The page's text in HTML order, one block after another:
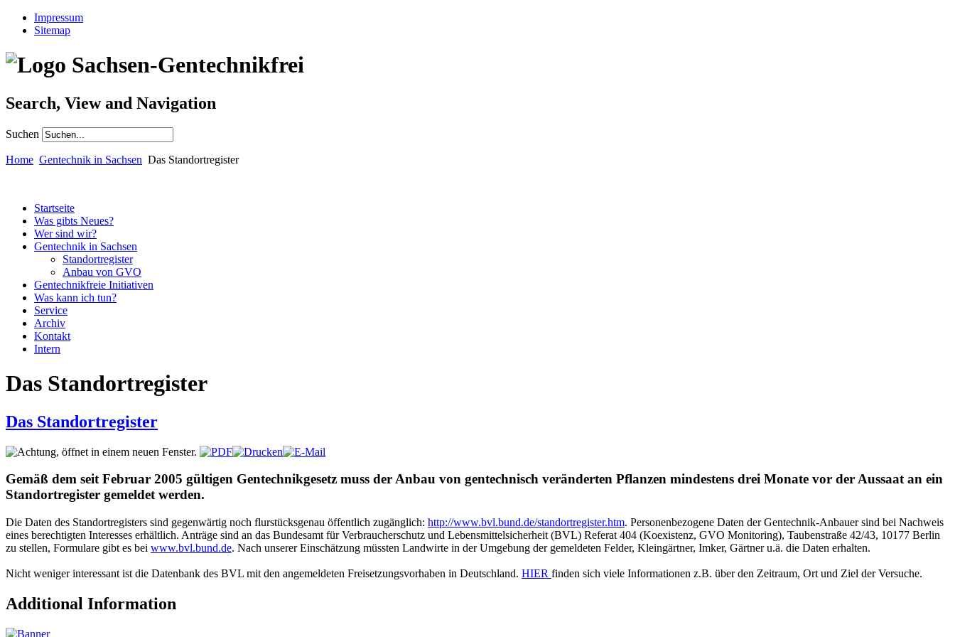
Impressum
Sitemap
Search, View and Navigation
Suchen
Home Gentechnik in Sachsen Das Standortregister
Startseite
Was gibts Neues?
Wer sind wir?
Gentechnik in Sachsen
Standortregister
Anbau von GVO
Gentechnikfreie Initiativen
Was kann ich tun?
Service
Archiv
Kontakt
Intern
Das Standortregister
Das Standortregister
Gemäß dem seit Februar 2005 gültigen Gentechnikgesetz muss der Anbau von gentechnisch veränderten Pflanzen mindestens drei Monate vor der Aussaat an ein
Standortregister gemeldet werden.
Die Daten des Standortregisters sind gegenwärtig noch flurstücksgenau öffentlich zugänglich: http://www.bvl.bund.de/standortregister.htm. Personenbezogene Daten der Gentechnik-Anbauer sind bei Nachweis
eines berechtigten Interesses erhältlich. Anträge sind an das Bundesamt für Verbraucherschutz und Lebensmittelsicherheit (BVL) Referat 404 (Koexistenz, GVO Monitoring), Taubenstraße 42/43, 10177 Berlin
zu stellen, Formulare gibt es bei www.bvl.bund.de. Nach unserer Einschätzung müssten Landwirte in der Umgebung der gemeldeten Felder, Kleingärtner, Imker, Gärtner u.ä. die Daten erhalten.
Nicht weniger interessant ist die Datenbank des BVL mit den angemeldeten Freisetzungsvorhaben in Deutschland. HIER finden sich viele Informationen z.B. über den Zeitraum, Ort und Ziel der Versuche.
Additional Information